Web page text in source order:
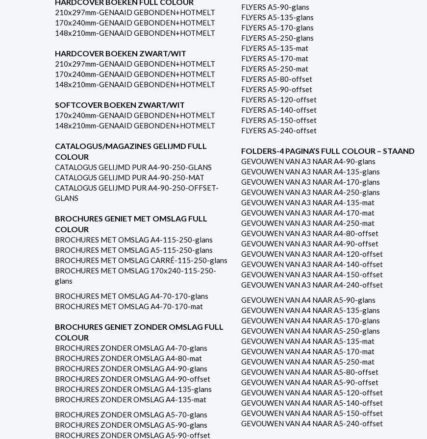
210x297mm-GENAAID GEBONDEN+HOTMELT
170x240mm-GENAAID GEBONDEN+HOTMELT
148x210mm-GENAAID GEBONDEN+HOTMELT
HARDCOVER BOEKEN ZWART/WIT
210x297mm-GENAAID GEBONDEN+HOTMELT
170x240mm-GENAAID GEBONDEN+HOTMELT
148x210mm-GENAAID GEBONDEN+HOTMELT
SOFTCOVER BOEKEN ZWART/WIT
170x240mm-GENAAID GEBONDEN+HOTMELT
148x210mm-GENAAID GEBONDEN+HOTMELT
CATALOGUS/MAGAZINES GELIJMD FULL
COLOUR
CATALOGUS GELIJMD PUR A4-90-250-GLANS
CATALOGUS GELIJMD PUR A4-90-250-MAT
CATALOGUS GELIJMD PUR A4-90-250-OFFSET-
GLANS
BROCHURES GENIET MET OMSLAG FULL
COLOUR
BROCHURES MET OMSLAG A4-115-250-glans
BROCHURES MET OMSLAG A5-115-250-glans
BROCHURES MET OMSLAG CARRÉ-115-250-glans
BROCHURES MET OMSLAG 170x240-115-250-
glans
BROCHURES MET OMSLAG A4-70-170-glans
BROCHURES MET OMSLAG A4-70-170-mat
BROCHURES GENIET ZONDER OMSLAG FULL
COLOUR
BROCHURES ZONDER OMSLAG A4-70-glans
BROCHURES ZONDER OMSLAG A4-80-mat
BROCHURES ZONDER OMSLAG A4-90-glans
BROCHURES ZONDER OMSLAG A4-90-offset
BROCHURES ZONDER OMSLAG A4-135-glans
BROCHURES ZONDER OMSLAG A4-135-mat
BROCHURES ZONDER OMSLAG A5-70-glans
BROCHURES ZONDER OMSLAG A5-90-glans
BROCHURES ZONDER OMSLAG A5-90-offset
FLYERS A5-90-glans
FLYERS A5-135-glans
FLYERS A5-170-glans
FLYERS A5-250-glans
FLYERS A5-135-mat
FLYERS A5-170-mat
FLYERS A5-250-mat
FLYERS A5-80-offset
FLYERS A5-90-offset
FLYERS A5-120-offset
FLYERS A5-140-offset
FLYERS A5-150-offset
FLYERS A5-240-offset
FOLDERS-4 PAGINA’S FULL COLOUR – STAAND
GEVOUWEN VAN A3 NAAR A4-90-glans
GEVOUWEN VAN A3 NAAR A4-135-glans
GEVOUWEN VAN A3 NAAR A4-170-glans
GEVOUWEN VAN A3 NAAR A4-250-glans
GEVOUWEN VAN A3 NAAR A4-135-mat
GEVOUWEN VAN A3 NAAR A4-170-mat
GEVOUWEN VAN A3 NAAR A4-250-mat
GEVOUWEN VAN A3 NAAR A4-80-offset
GEVOUWEN VAN A3 NAAR A4-90-offset
GEVOUWEN VAN A3 NAAR A4-120-offset
GEVOUWEN VAN A3 NAAR A4-140-offset
GEVOUWEN VAN A3 NAAR A4-150-offset
GEVOUWEN VAN A3 NAAR A4-240-offset
GEVOUWEN VAN A4 NAAR A5-90-glans
GEVOUWEN VAN A4 NAAR A5-135-glans
GEVOUWEN VAN A4 NAAR A5-170-glans
GEVOUWEN VAN A4 NAAR A5-250-glans
GEVOUWEN VAN A4 NAAR A5-135-mat
GEVOUWEN VAN A4 NAAR A5-170-mat
GEVOUWEN VAN A4 NAAR A5-250-mat
GEVOUWEN VAN A4 NAAR A5-80-offset
GEVOUWEN VAN A4 NAAR A5-90-offset
GEVOUWEN VAN A4 NAAR A5-120-offset
GEVOUWEN VAN A4 NAAR A5-140-offset
GEVOUWEN VAN A4 NAAR A5-150-offset
GEVOUWEN VAN A4 NAAR A5-240-offset